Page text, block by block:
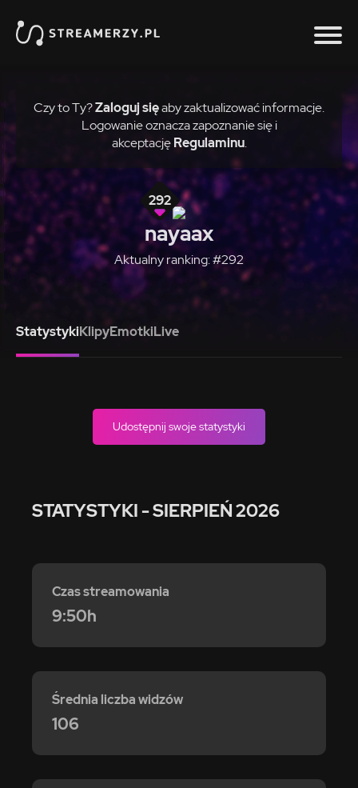
Czy to Ty?Zaloguj sięaby zaktualizować informacje.
Logowanie oznacza zapoznanie się i
akceptację Regulaminu.
292
nayaax
Aktualny ranking: #292
StatystykiKlipyEmotkiLive
Udostępnij swoje statystyki
STATYSTYKI - SIERPIEŃ 2026
Czas streamowania
9:50h
Średnia liczba widzów
106